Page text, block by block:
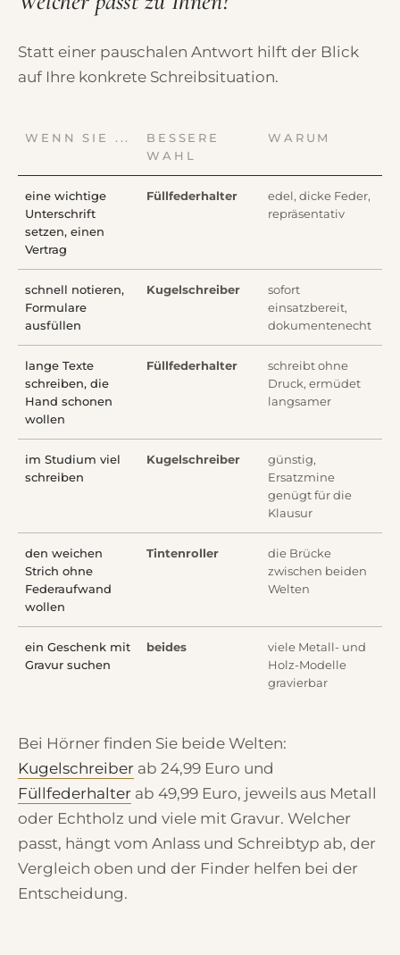
Statt einer pauschalen Antwort hilft der Blick
auf Ihre konkrete Schreibsituation.
WENN SIE ...
BESSERE
WAHL
WARUM
eine wichtige
Unterschrift
setzen, einen
Vertrag
Füllfederhalter
edel, dicke Feder,
repräsentativ
schnell notieren,
Formulare
ausfüllen
Kugelschreiber
sofort
einsatzbereit,
dokumentenecht
lange Texte
schreiben, die
Hand schonen
wollen
Füllfederhalter
schreibt ohne
Druck, ermüdet
langsamer
im Studium viel
schreiben
Kugelschreiber
günstig,
Ersatzmine
genügt für die
Klausur
den weichen
Strich ohne
Federaufwand
wollen
Tintenroller
die Brücke
zwischen beiden
Welten
ein Geschenk mit
Gravur suchen
beides
viele Metall- und
Holz-Modelle
gravierbar
Bei Hörner finden Sie beide Welten:
Kugelschreiber ab 24,99 Euro und
Füllfederhalter ab 49,99 Euro, jeweils aus Metall
oder Echtholz und viele mit Gravur. Welcher
passt, hängt vom Anlass und Schreibtyp ab, der
Vergleich oben und der Finder helfen bei der
Entscheidung.